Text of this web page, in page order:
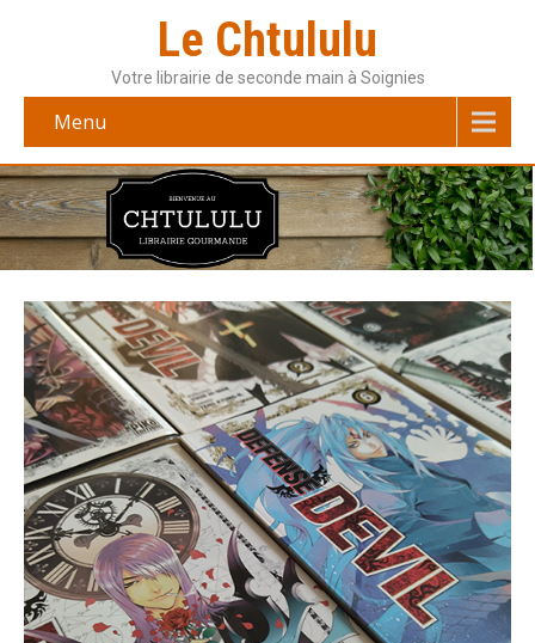
Le Chtululu
Votre librairie de seconde main à Soignies
Menu